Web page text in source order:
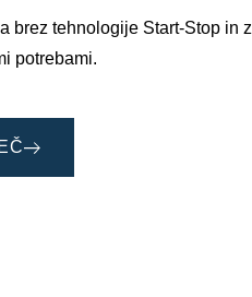
brez tehnologije Start-Stop in z
potrebami.